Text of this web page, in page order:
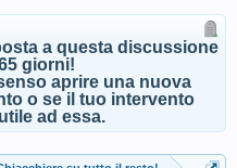
a questa discussione
giorni!
aprire una nuova
o se il tuo intervento
ad essa.